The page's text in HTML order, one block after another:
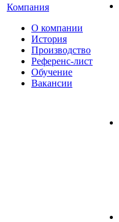
Компания
О компании
История
Производство
Референс-лист
Обучение
Вакансии